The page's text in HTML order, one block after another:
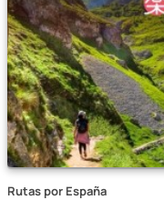
Rutas por España